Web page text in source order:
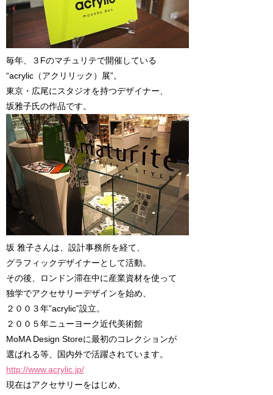
毎年、３Fのマチュリテで開催している
“acrylic（アクリリック）展”。
東京・広尾にスタジオを持つデザイナー、
坂雅子氏の作品です。
坂 雅子さんは、設計事務所を経て、
グラフィックデザイナーとして活動。
その後、ロンドン滞在中に産業資材を使って
独学でアクセサリーデザインを始め、
２００３年”acrylic”設立。
２００５年ニューヨーク近代美術館
MoMA Design Storeに最初のコレクションが
選ばれる等、国内外で活躍されています。
http://www.acrylic.jp/
現在はアクセサリーをはじめ、